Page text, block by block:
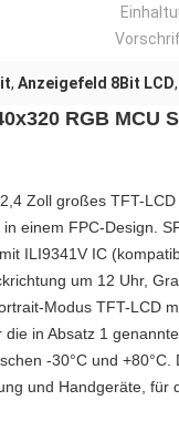
, Anzeigefeld 8Bit LCD,
RGB MCU
Zoll großes TFT-
einem FPC-Design.
ILI9341V IC
um 12 Uhr,
Modus TFT-LCD
in Absatz 1
-30°C und
und Handgeräte,